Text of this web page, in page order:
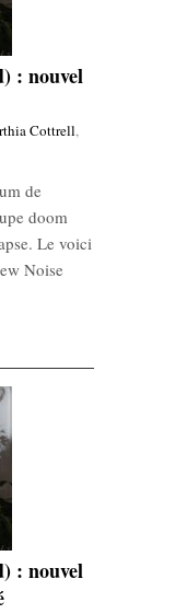
: nouvel
Cottrell,
de
doom
Le voici
Noise
: nouvel